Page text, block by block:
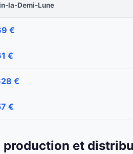
la-Demi-Lune
€
€
€
€
et